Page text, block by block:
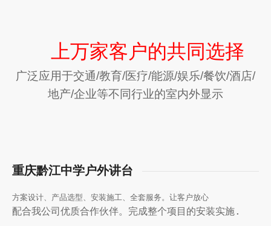
上万家客户的共同选择
广泛应用于交通/教育/医疗/能源/娱乐/餐饮/酒店/
地产/企业等不同行业的室内外显示
重庆黔江中学户外讲台
方案设计、产品选型、安装施工、全套服务。让客户放心
配合我公司优质合作伙伴。完成整个项目的安装实施.